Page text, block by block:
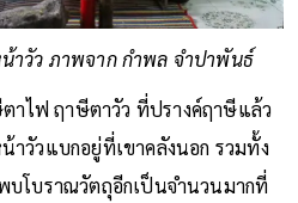
าวัว ภาพจาก กำพล จำปาพันธ์
ตาไฟ ฤาษีตาวัว ที่ปรางค์ฤาษีแล้ว
วัวแบกอยู่ที่เขาคลังนอก รวมทั้ง
โบราณวัตถุอีกเป็นจำนวนมากที่